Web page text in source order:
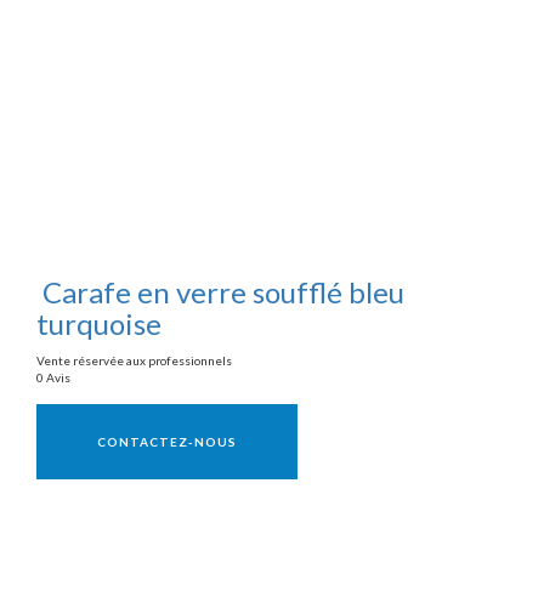
Carafe en verre soufflé bleu
turquoise
Vente réservée aux professionnels
0 Avis
CONTACTEZ-NOUS